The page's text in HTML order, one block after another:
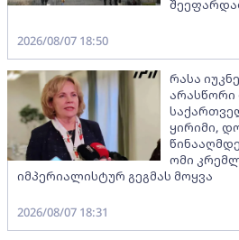
2026/08/07 18:50
რასა
არასწორი
ყირიმი,
ომი
იმპერიალისტურ გეგმას მოყვა
2026/08/07 18:31